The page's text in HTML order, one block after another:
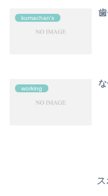
kumachan's
working